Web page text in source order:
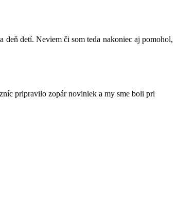
detí. Neviem či som teda nakoniec aj pomohol,
pripravilo zopár noviniek a my sme boli pri